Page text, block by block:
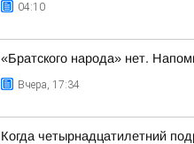
04:10
«Братского народа» нет.
Вчера, 17:34
Когда четырнадцатилетний